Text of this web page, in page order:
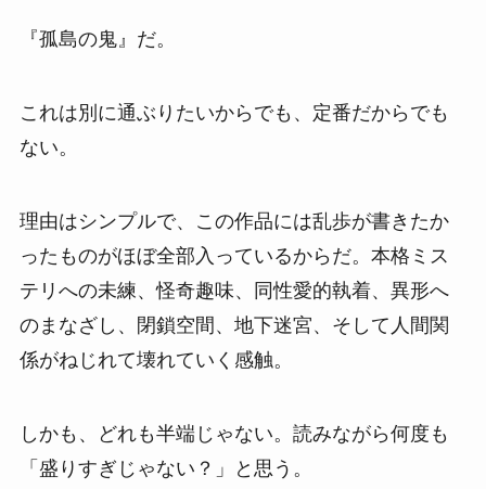
『孤島の鬼』だ。
これは別に通ぶりたいからでも、定番だからでも
ない。
理由はシンプルで、この作品には乱歩が書きたか
ったものがほぼ全部入っているからだ。本格ミス
テリへの未練、怪奇趣味、同性愛的執着、異形へ
のまなざし、閉鎖空間、地下迷宮、そして人間関
係がねじれて壊れていく感触。
しかも、どれも半端じゃない。読みながら何度も
「盛りすぎじゃない？」と思う。